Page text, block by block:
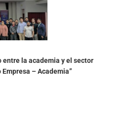
entre la academia y el sector
– Academia”